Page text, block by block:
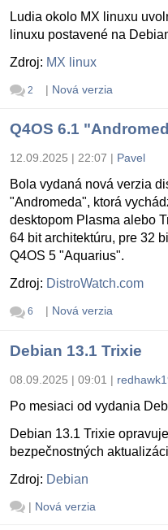
Ludia okolo MX linuxu
linuxu postavené na
Zdroj: MX linux
2 | Nová verzia
Q4OS 6.1
12.09.2025 | 22:07 | Pavel
Bola vydaná nová verzia
"Andromeda", ktorá
desktopom Plasma alebo
64 bit architektúru, pre 32
Q4OS 5 "Aquarius".
Zdroj: DistroWatch.com
6 | Nová verzia
Debian 13.1 Trixie
08.09.2025 | 09:01 |
Po mesiaci od vydania
Debian 13.1 Trixie
bezpečnostných
Zdroj: Debian
| Nová verzia